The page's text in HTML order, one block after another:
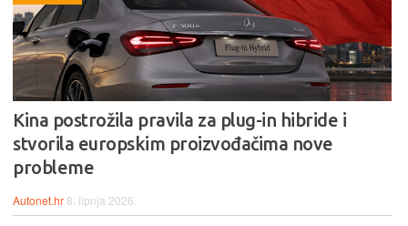
Kina postrožila pravila za plug-in hibride i
stvorila europskim proizvođačima nove
probleme
Autonet.hr8. lipnja 2026.